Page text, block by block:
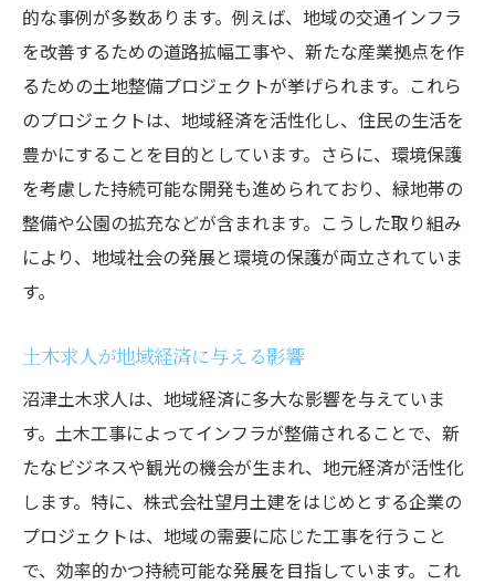
的な事例が多数あります。例えば、地域の交通インフラ
を改善するための道路拡幅工事や、新たな産業拠点を作
るための土地整備プロジェクトが挙げられます。これら
のプロジェクトは、地域経済を活性化し、住民の生活を
豊かにすることを目的としています。さらに、環境保護
を考慮した持続可能な開発も進められており、緑地帯の
整備や公園の拡充などが含まれます。こうした取り組み
により、地域社会の発展と環境の保護が両立されていま
す。
土木求人が地域経済に与える影響
沼津土木求人は、地域経済に多大な影響を与えていま
す。土木工事によってインフラが整備されることで、新
たなビジネスや観光の機会が生まれ、地元経済が活性化
します。特に、株式会社望月土建をはじめとする企業の
プロジェクトは、地域の需要に応じた工事を行うこと
で、効率的かつ持続可能な発展を目指しています。これ